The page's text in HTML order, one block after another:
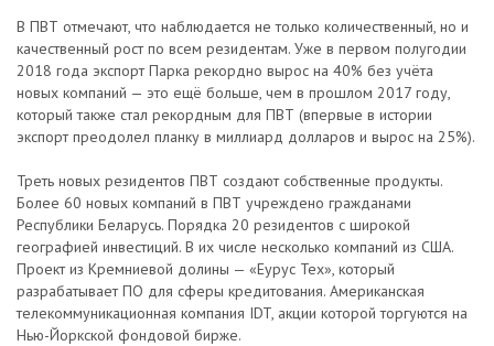
В ПВТ отмечают, что наблюдается не только количественный, но и
качественный рост по всем резидентам. Уже в первом полугодии
2018 года экспорт Парка рекордно вырос на 40% без учёта
новых компаний — это ещё больше, чем в прошлом 2017 году,
который также стал рекордным для ПВТ (впервые в истории
экспорт преодолел планку в миллиард долларов и вырос на 25%).
Треть новых резидентов ПВТ создают собственные продукты.
Более 60 новых компаний в ПВТ учреждено гражданами
Республики Беларусь. Порядка 20 резидентов с широкой
географией инвестиций. В их числе несколько компаний из США.
Проект из Кремниевой долины — «Еурус Тех», который
разрабатывает ПО для сферы кредитования. Американская
телекоммуникационная компания IDT, акции которой торгуются на
Нью-Йоркской фондовой бирже.